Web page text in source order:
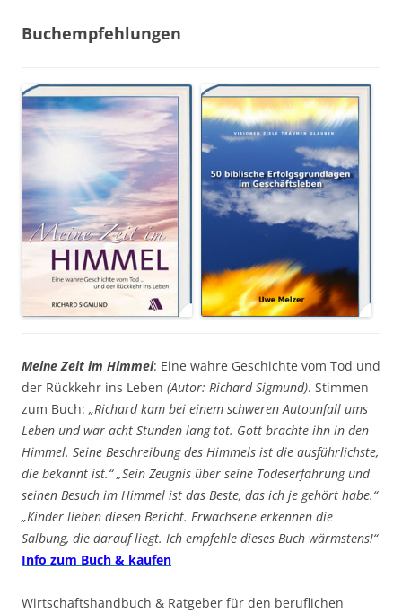
Buchempfehlungen
Meine Zeit im Himmel: Eine wahre Geschichte vom Tod und
der Rückkehr ins Leben (Autor: Richard Sigmund). Stimmen
zum Buch: „Richard kam bei einem schweren Autounfall ums
Leben und war acht Stunden lang tot. Gott brachte ihn in den
Himmel. Seine Beschreibung des Himmels ist die ausführlichste,
die bekannt ist.“ „Sein Zeugnis über seine Todeserfahrung und
seinen Besuch im Himmel ist das Beste, das ich je gehört habe.“
„Kinder lieben diesen Bericht. Erwachsene erkennen die
Salbung, die darauf liegt. Ich empfehle dieses Buch wärmstens!“
Info zum Buch & kaufen
Wirtschaftshandbuch & Ratgeber für den beruflichen